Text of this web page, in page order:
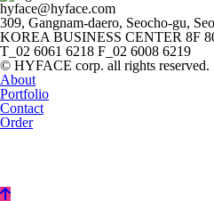
hyface@hyface.com
309, Gangnam-daero, Seocho-gu,
KOREA BUSINESS CENTER 8F
T_02 6061 6218 F_02 6008 6219
© HYFACE corp. all rights reserved.
About
Portfolio
Contact
Order
© k2s0o2d0e0s1i0g1n. ALL